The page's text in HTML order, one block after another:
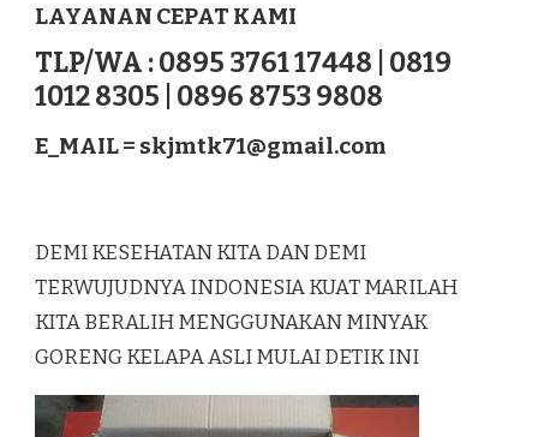
LAYANAN CEPAT KAMI
TLP/WA : 0895 3761 17448 | 0819
1012 8305 | 0896 8753 9808
E_MAIL = skjmtk71@gmail.com
DEMI KESEHATAN KITA DAN DEMI
TERWUJUDNYA INDONESIA KUAT MARILAH
KITA BERALIH MENGGUNAKAN MINYAK
GORENG KELAPA ASLI MULAI DETIK INI